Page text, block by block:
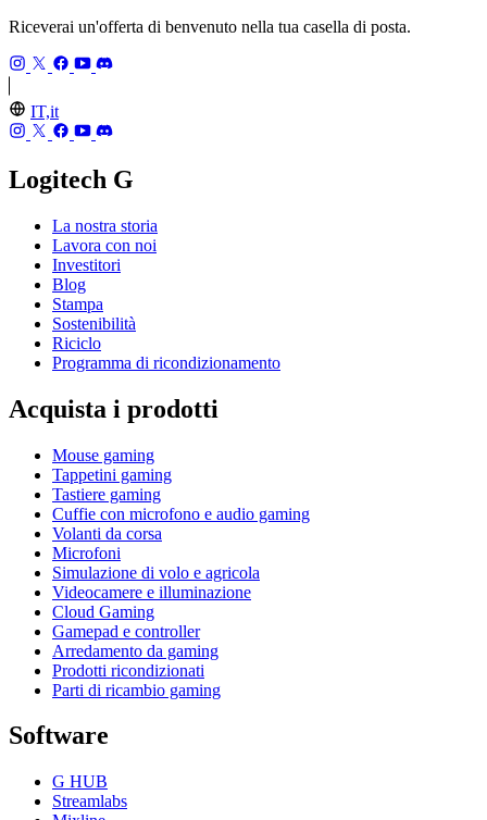
Riceverai un'offerta di benvenuto nella tua casella di posta.
IT,it
Logitech G
La nostra storia
Lavora con noi
Investitori
Blog
Stampa
Sostenibilità
Riciclo
Programma di ricondizionamento
Acquista i prodotti
Mouse gaming
Tappetini gaming
Tastiere gaming
Cuffie con microfono e audio gaming
Volanti da corsa
Microfoni
Simulazione di volo e agricola
Videocamere e illuminazione
Cloud Gaming
Gamepad e controller
Arredamento da gaming
Prodotti ricondizionati
Parti di ricambio gaming
Software
G HUB
Streamlabs